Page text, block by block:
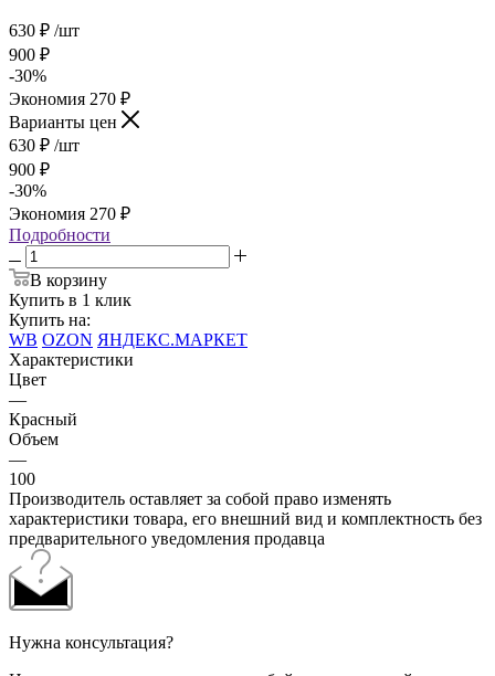
630 ₽ /шт
900 ₽
-30%
Экономия 270 ₽
Варианты цен
630 ₽ /шт
900 ₽
-30%
Экономия 270 ₽
Подробности
В корзину
Купить в 1 клик
Купить на:
WB OZON ЯНДЕКС.МАРКЕТ
Характеристики
Цвет
—
Красный
Объем
—
100
Производитель оставляет за собой право изменять
характеристики товара, его внешний вид и комплектность без
предварительного уведомления продавца
Нужна консультация?